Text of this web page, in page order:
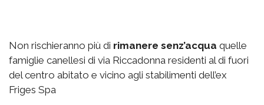
Non rischieranno più di rimanere senz’acqua quelle
famiglie canellesi di via Riccadonna residenti al di fuori
del centro abitato e vicino agli stabilimenti dell’ex
Friges Spa